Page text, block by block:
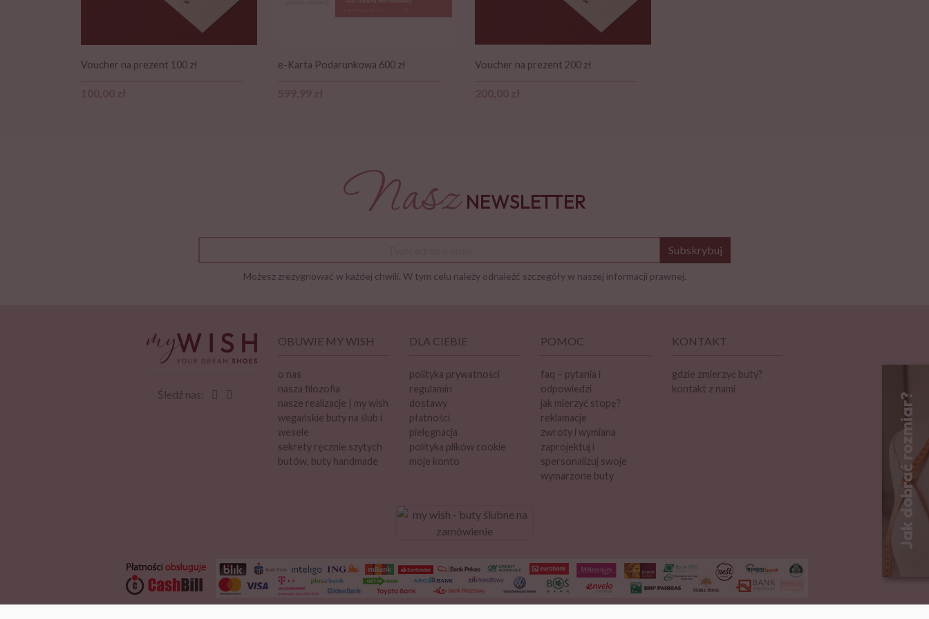
Voucher na prezent 100 zł e-Karta Podarunkowa 600 zł Voucher na prezent 200 zł
Nasz NEWSLETTER
Subskrybuj
Możesz zrezygnować w każdej chwili. W tym celu należy odnaleźć szczegóły w naszej informacji prawnej.
Śledź nas:
OBUWIE MY WISH
o nas
nasza filozofia
nasze realizacje | my wish
wegańskie buty na ślub i
wesele
sekrety ręcznie szytych
butów, buty handmade
DLA CIEBIE
polityka prywatności
regulamin
dostawy
płatności
pielęgnacja
polityka plików cookie
moje konto
POMOC
faq – pytania i
odpowiedzi
jak mierzyć stopę?
reklamacje
zwroty i wymiana
zaprojektuj i
spersonalizuj swoje
wymarzone buty
KONTAKT
gdzie zmierzyć buty?
kontakt z nami